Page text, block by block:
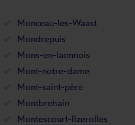
Monceau-les-Waast
Mondrepuis
Mons-en-laonnois
Mont-notre-dame
Mont-saint-père
Montbrehain
Montescourt-lizerolles